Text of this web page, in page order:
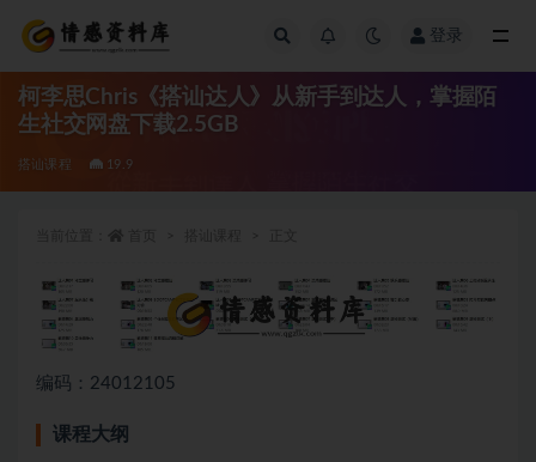
登录
柯李思Chris《搭讪达人》从新手到达人，掌握陌
生社交网盘下载2.5GB
搭讪课程 19.9
编码：24012105
课程大纲